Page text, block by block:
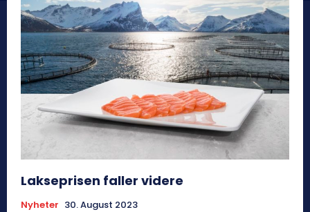
Lakseprisen faller videre
Nyheter 30. August 2023